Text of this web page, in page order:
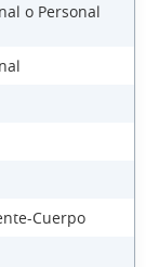
o Personal
Cuerpo